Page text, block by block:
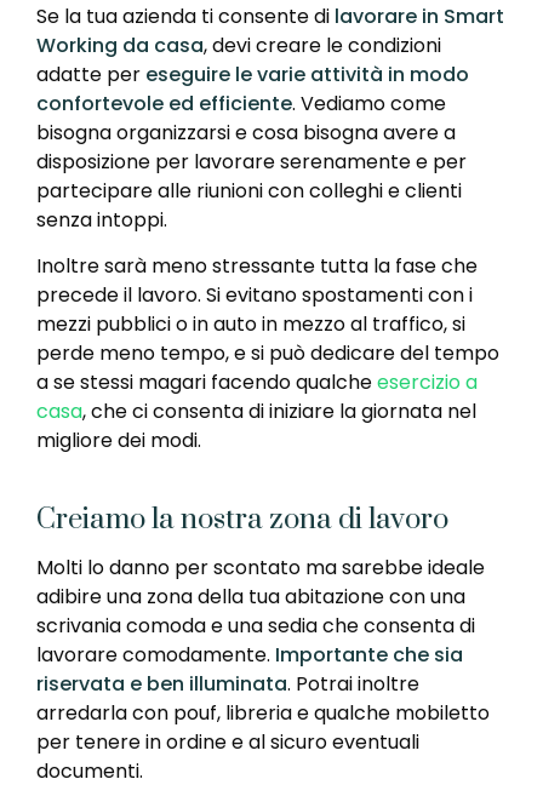
Se la tua azienda ti consente di lavorare in Smart
Working da casa, devi creare le condizioni
adatte per eseguire le varie attività in modo
confortevole ed efficiente. Vediamo come
bisogna organizzarsi e cosa bisogna avere a
disposizione per lavorare serenamente e per
partecipare alle riunioni con colleghi e clienti
senza intoppi.
Inoltre sarà meno stressante tutta la fase che
precede il lavoro. Si evitano spostamenti con i
mezzi pubblici o in auto in mezzo al traffico, si
perde meno tempo, e si può dedicare del tempo
a se stessi magari facendo qualcheesercizio a
casa, che ci consenta di iniziare la giornata nel
migliore dei modi.
Creiamo la nostra zona di lavoro
Molti lo danno per scontato ma sarebbe ideale
adibire una zona della tua abitazione con una
scrivania comoda e una sedia che consenta di
lavorare comodamente. Importante che sia
riservata e ben illuminata. Potrai inoltre
arredarla con pouf, libreria e qualche mobiletto
per tenere in ordine e al sicuro eventuali
documenti.